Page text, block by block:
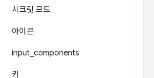
시크릿 모드
아이콘
input components
키